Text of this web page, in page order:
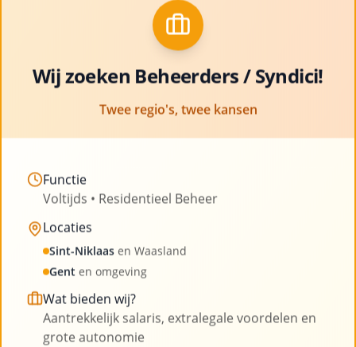
met ruimte voor professionele groei en
ontwikkeling
Bekijk vacatures
Lees onze laatste artikelen en blijf op de hoogte
van nieuws uit de sector
Wij zoeken Beheerders / Syndici!
Twee regio's, twee kansen
Functie
Voltijds • Residentieel Beheer
Locaties
Sint-Niklaas en Waasland
Gent en omgeving
Wat bieden wij?
Aantrekkelijk salaris, extralegale voordelen en
grote autonomie